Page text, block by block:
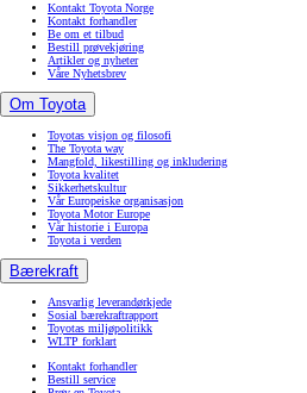
Kontakt Toyota Norge
Kontakt forhandler
Be om et tilbud
Bestill prøvekjøring
Artikler og nyheter
Våre Nyhetsbrev
Om Toyota
Toyotas visjon og filosofi
The Toyota way
Mangfold, likestilling og inkludering
Toyota kvalitet
Sikkerhetskultur
Vår Europeiske organisasjon
Toyota Motor Europe
Vår historie i Europa
Toyota i verden
Bærekraft
Ansvarlig leverandørkjede
Sosial bærekraftrapport
Toyotas miljøpolitikk
WLTP forklart
Kontakt forhandler
Bestill service